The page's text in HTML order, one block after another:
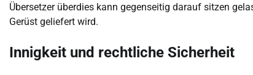
Übersetzer überdies kann gegenseitig darauf sitzen
Gerüst geliefert wird.
Innigkeit und rechtliche Sicherheit